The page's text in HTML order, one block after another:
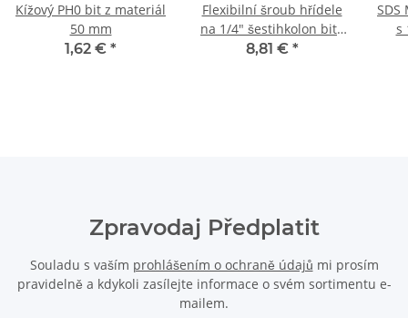
Kížový PH0 bit z materiál
50 mm
1,62 € *
Flexibilní šroub hřídele
na 1/4" šestihkolon bits
460 mm
8,81 € *
SDS
s
Zpravodaj Předplatit
Souladu s vaším prohlášením o ochraně údajů mi prosím
pravidelně a kdykoli zasílejte informace o svém sortimentu e-
mailem.